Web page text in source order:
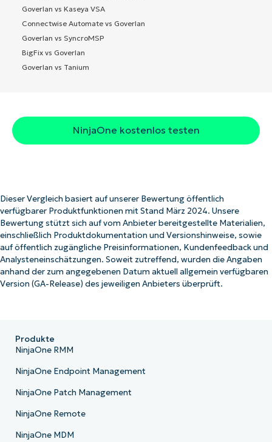
Goverlan vs Kaseya VSA
Connectwise Automate vs Goverlan
Goverlan vs SyncroMSP
BigFix vs Goverlan
Goverlan vs Tanium
NinjaOne kostenlos testen
Dieser Vergleich basiert auf unserer Bewertung öffentlich
verfügbarer Produktfunktionen mit Stand März 2024. Unsere
Bewertung stützt sich auf vom Anbieter bereitgestellte Materialien,
einschließlich Produktdokumentation und Versionshinweise, sowie
auf öffentlich zugängliche Preisinformationen, Kundenfeedback und
Analysteneinschätzungen. Soweit zutreffend, wurden die Angaben
anhand der zum angegebenen Datum aktuell allgemein verfügbaren
Version (GA-Release) des jeweiligen Anbieters überprüft.
Produkte
NinjaOne RMM
NinjaOne Endpoint Management
NinjaOne Patch Management
NinjaOne Remote
NinjaOne MDM